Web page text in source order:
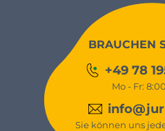
BRAUCHEN
+49 78
Mo - Fr:
Sie können uns